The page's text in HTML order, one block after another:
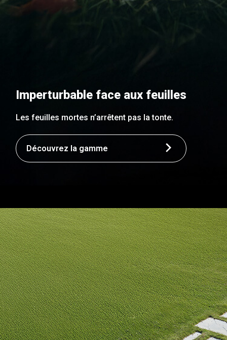
Imperturbable face aux feuilles
Les feuilles mortes n’arrêtent pas la tonte.
Découvrez la gamme